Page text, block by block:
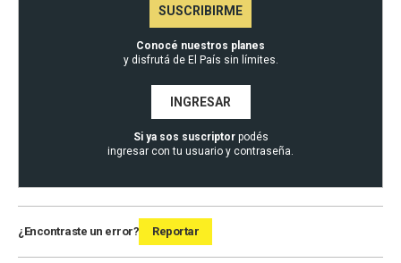
SUSCRIBIRME
Conocé nuestros planes
y disfrutá de El País sin límites.
INGRESAR
Si ya sos suscriptorpodés
ingresar con tu usuario y contraseña.
¿Encontraste un error? Reportar